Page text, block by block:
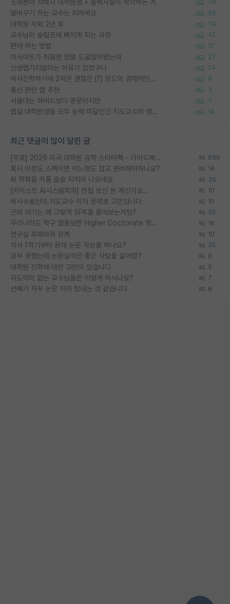
소재분야 석박사 대학원생 + 물박사들이 착각하는 거 79
말바꾸기 하는 교수는 피하세요 56
대학원 자퇴 2년 후 114
교수님이 슬럼프에 빠지게 되는 과정 42
편애 하는 방법 17
이사이트가 처음엔 정말 도움많이됐는데 27
신생랩가지말라는 이유가 있었구나 24
박사진학하기에 2억은 괜찮은 (?) 정도의 경제력인가요 9
통신 관련 랩 추천 3
서울대는 하버드보다 명문이지만 7
랩실 대학원생들 모두 능력 미달인건 지도교수의 영향 아닌가? 14
최근 댓글이 많이 달린 글
[무료] 2026 미국 대학원 유학 스타터팩 - 가이드북 & 합격자 컨택메일 템플릿 656
혹시 이정도 스펙이면 어느정도 잡고 준비해야하나요? 14
AI 학회들 거품 슬슬 지적이 나오네요 35
[카이스트 AI시스템학과] 면접 보신 분 계신가요... 10
박사수료인데 지도교수 이직 문제로 고민입니다. 10
근데 여기는 왜 그렇게 SPK를 물어보는거임? 20
우리나라도 학구 열풍보면 Higher Doctorate 학위가 필요하다고 봅니다. 16
연구실 후배와의 관계 10
석사 1학기부터 원래 논문 작성을 하나요? 20
공부 못했는데 논문실적은 좋은 사람을 싫어함? 6
대학원 진학에 대한 고민이 있습니다. 5
지도력이 없는 교수님들은 어떻게 하시나요? 7
선배가 자꾸 논문 저자 탐내는 것 같습니다 6